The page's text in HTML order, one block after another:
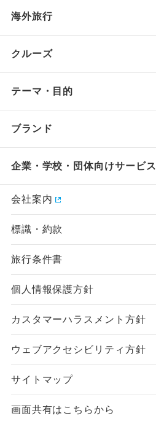
海外旅行
クルーズ
テーマ・目的
ブランド
企業・学校・団体向けサービス
会社案内
標識・約款
旅行条件書
個人情報保護方針
カスタマーハラスメント方針
ウェブアクセシビリティ方針
サイトマップ
画面共有はこちらから